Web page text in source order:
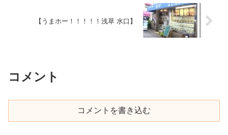
【うまホー！！！！！浅草 水口】
コメント
コメントを書き込む